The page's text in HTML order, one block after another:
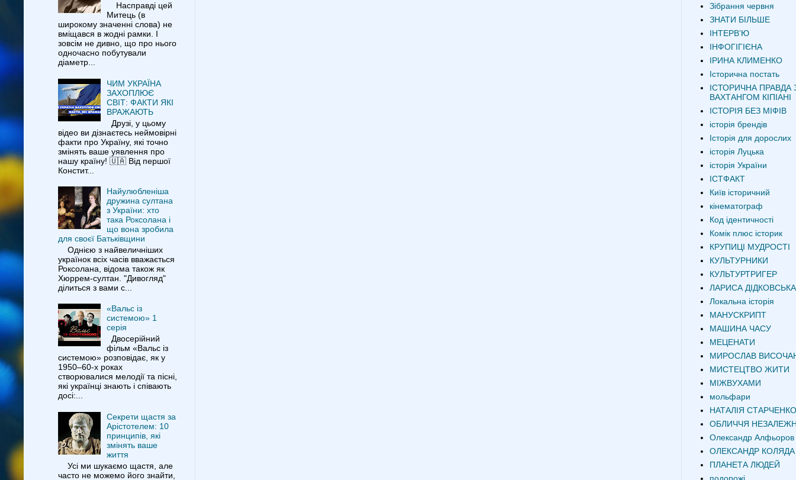
Насправді цей
Митець (в
широкому значенні слова) не
вміщався в жодні рамки. І
зовсім не дивно, що про нього
одночасно побутували
діаметр...
ЧИМ УКРАЇНА
ЗАХОПЛЮЄ
СВІТ: ФАКТИ ЯКІ
ВРАЖАЮТЬ
Друзі, у цьому
відео ви дізнаєтесь неймовірні
факти про Україну, які точно
змінять ваше уявлення про
нашу країну! 🇺🇦 Від першої
Констит...
Найулюбленіша
дружина султана
з України: хто
така Роксолана і
що вона зробила
для своєї Батьківщини
Однією з найвеличніших
українок всіх часів вважається
Роксолана, відома також як
Хюррем-султан. "Дивогляд"
ділиться з вами с...
«Вальс із
системою» 1
серія
Двосерійний
фільм «Вальс із
системою» розповідає, як у
1950–60-х роках
створювалися мелодії та пісні,
які українці знають і співають
досі:...
Секрети щастя за
Арістотелем: 10
принципів, які
змінять ваше
життя
Усі ми шукаємо щастя, але
часто не можемо його знайти,
Зібрання червня
ЗНАТИ БІЛЬШЕ
ІНТЕРВʼЮ
ІНФОГІГІЄНА
ІРИНА КЛИМЕНКО
Історична постать
ІСТОРИЧНА ПРАВДА
ВАХТАНГОМ КІПІАНІ
ІСТОРІЯ БЕЗ МІФІВ
історія брендів
Історія для дорослих
історія Луцька
історія України
ІСТФАКТ
Київ історичний
кінематограф
Код ідентичності
Комік плюс історик
КРУПИЦІ МУДРОСТІ
КУЛЬТУРНИКИ
КУЛЬТУРТРИГЕР
ЛАРИСА ДІДКОВСЬКА
Локальна історія
МАНУСКРИПТ
МАШИНА ЧАСУ
МЕЦЕНАТИ
МИРОСЛАВ
МИСТЕЦТВО ЖИТИ
МІЖВУХАМИ
мольфари
НАТАЛІЯ СТАРЧЕНКО
ОБЛИЧЧЯ
Олександр Алфьоров
ОЛЕКСАНДР КОЛЯДА
ПЛАНЕТА ЛЮДЕЙ
подорожі